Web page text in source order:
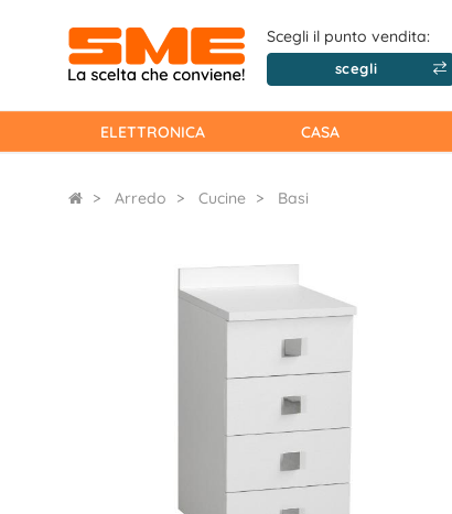
Scegli il punto vendita:
scegli
ELETTRONICA CASA
Arredo Cucine Basi